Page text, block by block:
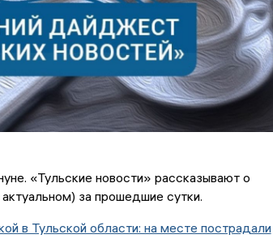
«Тульские новости» рассказывают о
за прошедшие сутки.
в Тульской области: на месте пострадали